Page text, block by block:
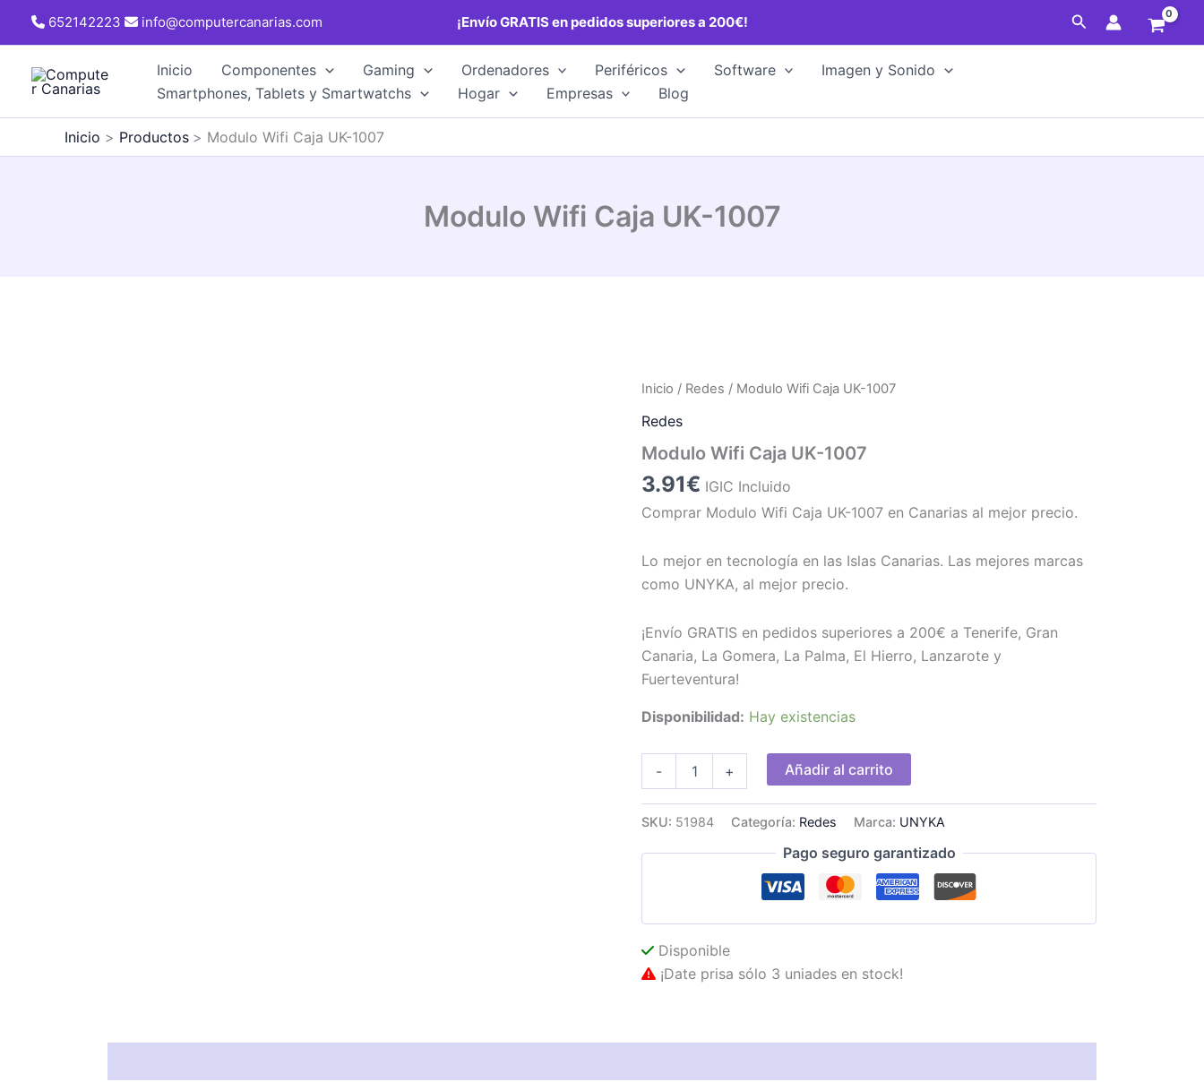
652142223 info@computercanarias.com ¡Envío GRATIS en pedidos superiores a 200€! Buscar
Inicio Componentes Gaming Ordenadores Periféricos Software
Imagen y Sonido
Smartphones, Tablets y Smartwatchs
Hogar Empresas Blog
Inicio Productos Modulo Wifi Caja UK-1007
Modulo Wifi Caja UK-1007
Inicio / Redes / Modulo Wifi Caja UK-1007
Redes
Modulo Wifi Caja UK-1007
3.91€ IGIC Incluido
Comprar Modulo Wifi Caja UK-1007 en Canarias al mejor precio.
Lo mejor en tecnología en las Islas Canarias. Las mejores marcas
como UNYKA, al mejor precio.
¡Envío GRATIS en pedidos superiores a 200€ a Tenerife, Gran
Canaria, La Gomera, La Palma, El Hierro, Lanzarote y
Fuerteventura!
Disponibilidad: Hay existencias
-
UK-
cantidad
+ Añadir al carrito
SKU: 51984 Categoría: Redes Marca: UNYKA
Pago seguro garantizado
Disponible
¡Date prisa sólo 3 uniades en stock!